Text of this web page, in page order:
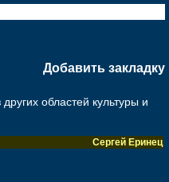
Добавить закладку
областей культуры и
Сергей Еринец